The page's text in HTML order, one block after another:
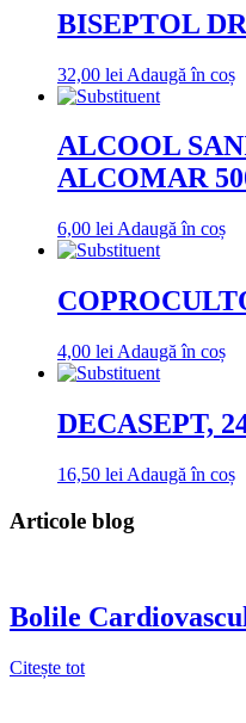
BISEPTOL
32,00 lei Adaugă în coș
ALCOOL
ALCOMAR
6,00 lei Adaugă în coș
4,00 lei Adaugă în coș
DECASEPT,
16,50 lei Adaugă în coș
Articole blog
Bolile
Citește tot